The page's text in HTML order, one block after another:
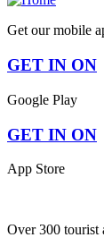
Get our mobile
GET IN ON
Google Play
GET IN ON
App Store
Over 300 tourist